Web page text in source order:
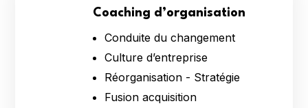
Coaching d’organisation
Conduite du changement
Culture d’entreprise
Réorganisation - Stratégie
Fusion acquisition